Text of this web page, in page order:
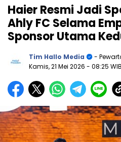
Haier Resmi Jadi
Ahly FC Selama
Sponsor Utama
Tim Hallo Media
-
Kamis, 21 Mei 2026 - 08:25 WIB